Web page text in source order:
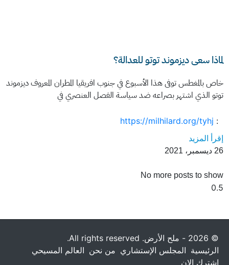
لماذا سعى ديزموند توتو للعدالة؟
خاص بالمغطس توفى هذا الأسبوع في جنوب افريقيا المطران المعروف ديزموند
توتو الذي اشتهر بصراعه ضد سياسة الفصل العنصري في
:
https://milhilard.org/tyhj
إقرأ المزيد
26 ديسمبر، 2021
No more posts to show
© 2026 - ملح الأرض. All rights reserved.
الرئيسية المجلس الإستشاري من نحن العالم المسيحي
إشترك الان